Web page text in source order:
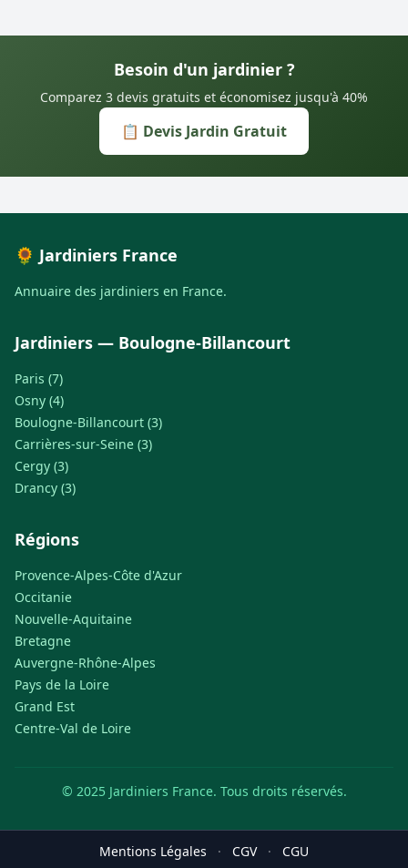
Besoin d'un jardinier ?
Comparez 3 devis gratuits et économisez jusqu'à 40%
📋 Devis Jardin Gratuit
🌻 Jardiniers France
Annuaire des jardiniers en France.
Jardiniers — Boulogne-Billancourt
Paris (7)
Osny (4)
Boulogne-Billancourt (3)
Carrières-sur-Seine (3)
Cergy (3)
Drancy (3)
Régions
Provence-Alpes-Côte d'Azur
Occitanie
Nouvelle-Aquitaine
Bretagne
Auvergne-Rhône-Alpes
Pays de la Loire
Grand Est
Centre-Val de Loire
© 2025 Jardiniers France. Tous droits réservés.
Mentions Légales · CGV · CGU